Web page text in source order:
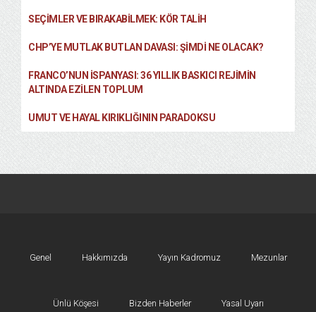
SEÇIMLER VE BIRAKABILMEK: KÖR TALIH
CHP’YE MUTLAK BUTLAN DAVASI: ŞİMDİ NE OLACAK?
FRANCO’NUN İSPANYASI: 36 YILLIK BASKICI REJIMIN
ALTINDA EZILEN TOPLUM
UMUT VE HAYAL KIRIKLIĞININ PARADOKSU
Genel Hakkımızda Yayın Kadromuz Mezunlar
Ünlü Köşesi Bizden Haberler Yasal Uyarı